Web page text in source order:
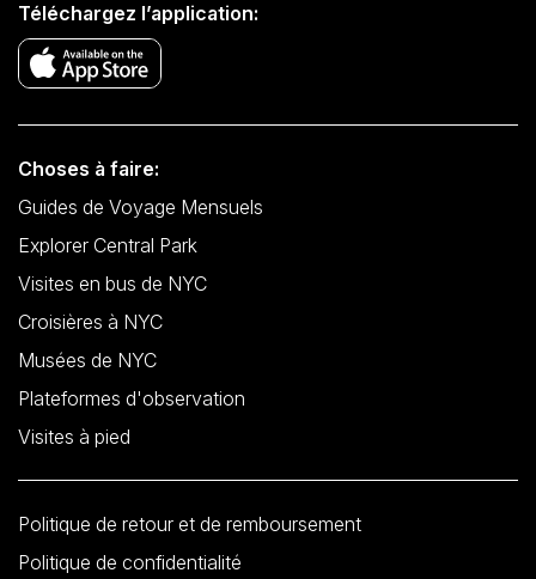
Téléchargez l’application:
Choses à faire:
Guides de Voyage Mensuels
Explorer Central Park
Visites en bus de NYC
Croisières à NYC
Musées de NYC
Plateformes d'observation
Visites à pied
Politique de retour et de remboursement
Politique de confidentialité